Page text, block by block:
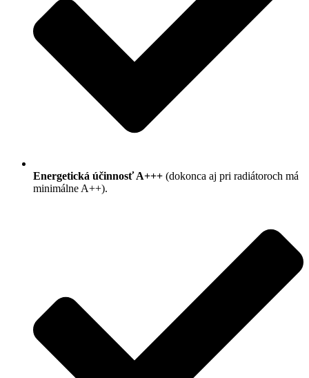
Energetická účinnosť A+++ (dokonca aj pri radiátoroch má
minimálne A++).